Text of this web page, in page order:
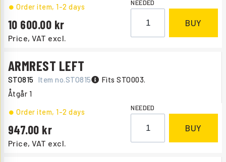
Price, VAT excl.
10 600.00
Order item, 1-2 days NEEDED
BUY
ARMREST LEFT
STO815 Item no.STO815 Fits STO003.
Åtgår 1
Price, VAT excl.
947.00
Order item, 1-2 days NEEDED
BUY